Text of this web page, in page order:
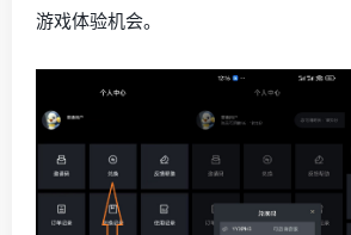
游戏体验机会。